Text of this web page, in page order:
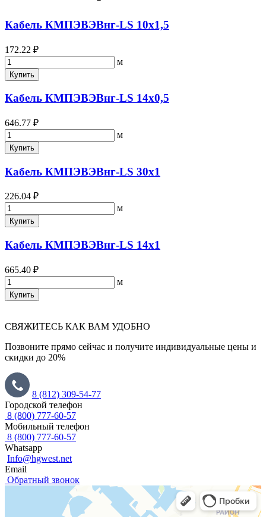
Кабель КМПЭВЭВнг-LS 10х1,5
172.22 ₽
м
Купить
Кабель КМПЭВЭВнг-LS 14х0,5
646.77 ₽
м
Купить
Кабель КМПЭВЭВнг-LS 30х1
226.04 ₽
м
Купить
Кабель КМПЭВЭВнг-LS 14х1
665.40 ₽
м
Купить
СВЯЖИТЕСЬ КАК ВАМ УДОБНО
Позвоните прямо сейчас и получите индивидуальные цены и
скидки до 20%
8 (812) 309-54-77
Городской телефон
8 (800) 777-60-57
Мобильный телефон
8 (800) 777-60-57
Whatsapp
Info@hgwest.net
Email
Обратный звонок